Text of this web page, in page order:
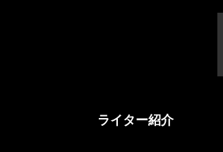
ライター紹介